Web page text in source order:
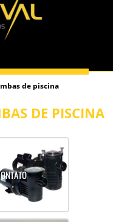
PRODUTOS
de piscina
DE PISCINA